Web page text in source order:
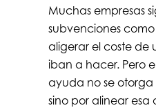
Muchas empresas
subvenciones
aligerar el coste de
iban a hacer. Pero
ayuda no se
sino por alinear